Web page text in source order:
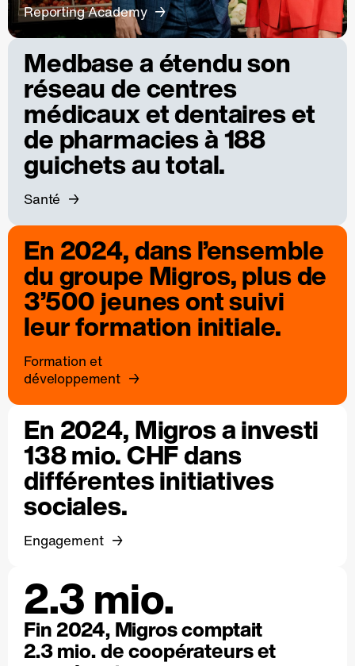
Reporting Academy
Medbase a étendu son
réseau de centres
médicaux et dentaires et
de pharmacies à 188
guichets au total.
Santé
En 2024, dans l’ensemble
du groupe Migros, plus de
3’500 jeunes ont suivi
leur formation initiale.
Formation et
développement
En 2024, Migros a investi
138 mio. CHF dans
différentes initiatives
sociales.
Engagement
2.3 mio.
Fin 2024, Migros comptait
2.3 mio. de coopérateurs et